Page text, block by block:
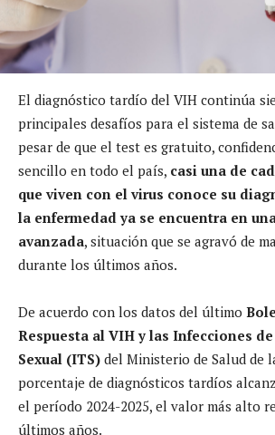
El diagnóstico tardío del VIH continúa
principales desafíos para el sistema de
pesar de que el test es gratuito,
sencillo en todo el país, casi una de
que viven con el virus conoce su
la enfermedad ya se encuentra en
avanzada, situación que se agravó de
durante los últimos años.
De acuerdo con los datos del último
Respuesta al VIH y las Infecciones
Sexual (ITS) del Ministerio de Salud de
porcentaje de diagnósticos tardíos
el período 2024-2025, el valor más alto
últimos años.